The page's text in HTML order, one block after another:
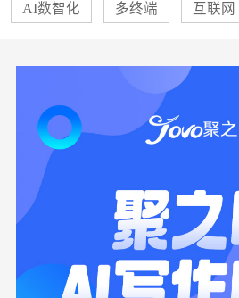
AI数智化 多终端 互联网